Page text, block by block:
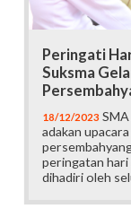
Peringati
Suksma
18/12/2023
adakan
peringatan hari
dihadiri oleh